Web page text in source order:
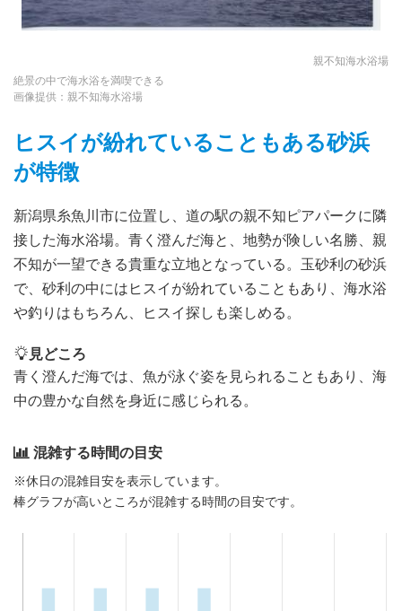
親不知海水浴場
絶景の中で海水浴を満喫できる
画像提供：親不知海水浴場
ヒスイが紛れていることもある砂浜
が特徴
新潟県糸魚川市に位置し、道の駅の親不知ピアパークに隣
接した海水浴場。青く澄んだ海と、地勢が険しい名勝、親
不知が一望できる貴重な立地となっている。玉砂利の砂浜
で、砂利の中にはヒスイが紛れていることもあり、海水浴
や釣りはもちろん、ヒスイ探しも楽しめる。
見どころ
青く澄んだ海では、魚が泳ぐ姿を見られることもあり、海
中の豊かな自然を身近に感じられる。
混雑する時間の目安
※休日の混雑目安を表示しています。
棒グラフが高いところが混雑する時間の目安です。